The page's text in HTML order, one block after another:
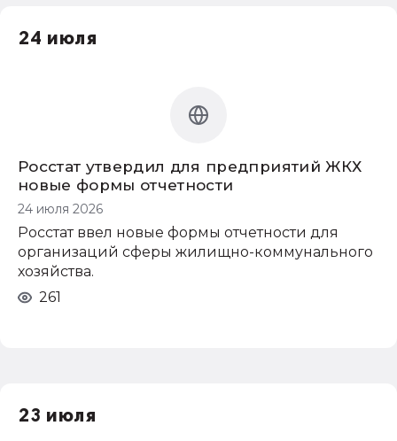
24 июля
Росстат утвердил для предприятий ЖКХ
новые формы отчетности
24 июля 2026
Росстат ввел новые формы отчетности для
организаций сферы жилищно-коммунального
хозяйства.
261
23 июля